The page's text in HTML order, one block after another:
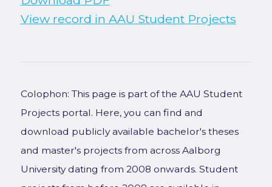
View record in AAU Student Projects
Colophon: This page is part of the AAU Student
Projects portal. Here, you can find and
download publicly available bachelor's theses
and master's projects from across Aalborg
University dating from 2008 onwards. Student